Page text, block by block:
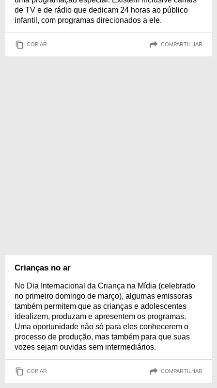
de TV e de rádio que dedicam 24 horas ao público
infantil, com programas direcionados a ele.
COPIAR COMPARTILHAR
Crianças no ar
No Dia Internacional da Criança na Mídia (celebrado
no primeiro domingo de março), algumas emissoras
também permitem que as crianças e adolescentes
idealizem, produzam e apresentem os programas.
Uma oportunidade não só para eles conhecerem o
processo de produção, mas também para que suas
vozes sejam ouvidas sem intermediários.
COPIAR COMPARTILHAR